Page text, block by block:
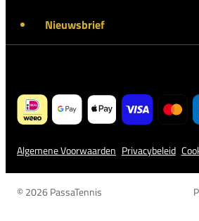
Nieuwsbrief
Algemene Voorwaarden Privacybeleid
© 2026 PassaTennis